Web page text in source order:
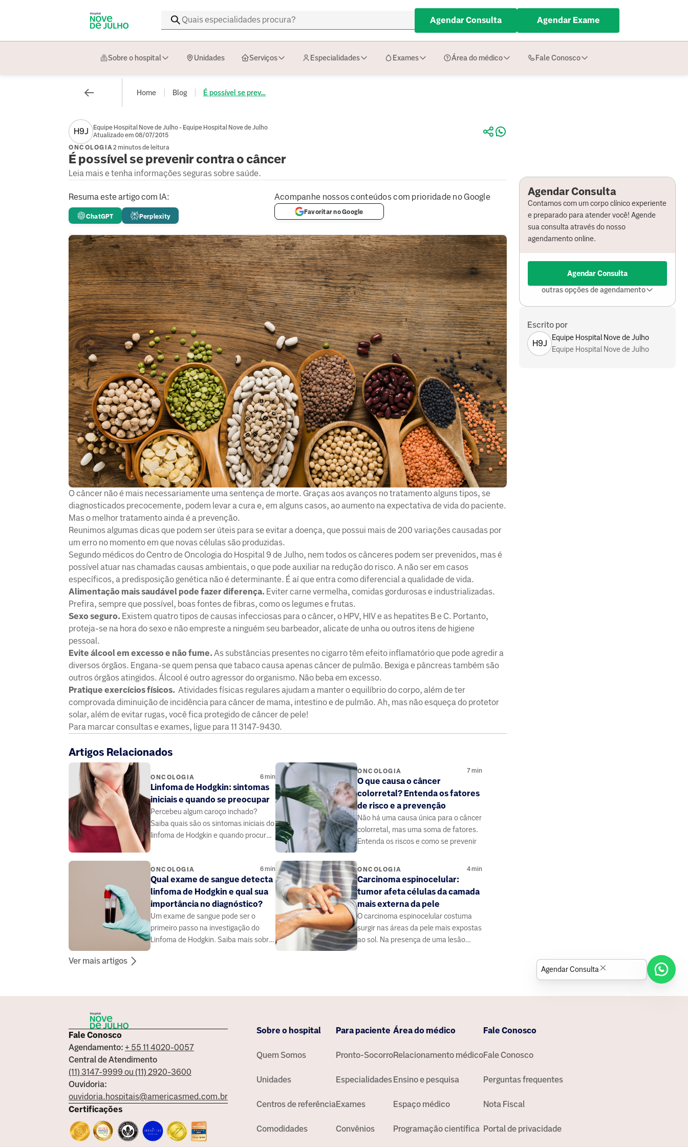
Agendar Consulta Agendar Exame
Sobre o hospital Unidades Serviços Especialidades Exames Área do médico Fale Conosco
Home Blog É possível se prev...
H9J
Equipe Hospital Nove de Julho - Equipe Hospital Nove de Julho
Atualizado em 08/07/2015
ONCOLOGIA2 minutos de leitura
É possível se prevenir contra o câncer
Leia mais e tenha informações seguras sobre saúde.
Resuma este artigo com IA:
ChatGPT Perplexity
Acompanhe nossos conteúdos com prioridade no Google
Favoritar no Google
O câncer não é mais necessariamente uma sentença de morte. Graças aos avanços no tratamento alguns tipos, se
diagnosticados precocemente, podem levar a cura e, em alguns casos, ao aumento na expectativa de vida do paciente.
Mas o melhor tratamento ainda é a prevenção.
Reunimos algumas dicas que podem ser úteis para se evitar a doença, que possui mais de 200 variações causadas por
um erro no momento em que novas células são produzidas.
Segundo médicos do Centro de Oncologia do Hospital 9 de Julho, nem todos os cânceres podem ser prevenidos, mas é
possível atuar nas chamadas causas ambientais, o que pode auxiliar na redução do risco. A não ser em casos
específicos, a predisposição genética não é determinante. É aí que entra como diferencial a qualidade de vida.
Alimentação mais saudável pode fazer diferença. Eviter carne vermelha, comidas gordurosas e industrializadas.
Prefira, sempre que possível, boas fontes de fibras, como os legumes e frutas.
Sexo seguro. Existem quatro tipos de causas infecciosas para o câncer, o HPV, HIV e as hepatites B e C. Portanto,
proteja-se na hora do sexo e não empreste a ninguém seu barbeador, alicate de unha ou outros itens de higiene
pessoal.
Evite álcool em excesso e não fume. As substâncias presentes no cigarro têm efeito inflamatório que pode agredir a
diversos órgãos. Engana-se quem pensa que tabaco causa apenas câncer de pulmão. Bexiga e pâncreas também são
outros órgãos atingidos. Álcool é outro agressor do organismo. Não beba em excesso.
Pratique exercícios físicos. Atividades físicas regulares ajudam a manter o equilíbrio do corpo, além de ter
comprovada diminuição de incidência para câncer de mama, intestino e de pulmão. Ah, mas não esqueça do protetor
solar, além de evitar rugas, você fica protegido de câncer de pele!
Para marcar consultas e exames, ligue para 11 3147-9430.
Artigos Relacionados
ONCOLOGIA 6min
Linfoma de Hodgkin: sintomas
iniciais e quando se preocupar
Percebeu algum caroço inchado?
Saiba quais são os sintomas iniciais do
linfoma de Hodgkin e quando procurar
ONCOLOGIA 7min
O que causa o câncer
colorretal? Entenda os fatores
de risco e a prevenção
Não há uma causa única para o câncer
colorretal, mas uma soma de fatores.
Entenda os riscos e como se prevenir
ONCOLOGIA 6min
Qual exame de sangue detecta
linfoma de Hodgkin e qual sua
importância no diagnóstico?
Um exame de sangue pode ser o
primeiro passo na investigação do
Linfoma de Hodgkin. Saiba mais sobre
ONCOLOGIA 4min
Carcinoma espinocelular:
tumor afeta células da camada
mais externa da pele
O carcinoma espinocelular costuma
surgir nas áreas da pele mais expostas
ao sol. Na presença de uma lesão
Ver mais artigos
Agendar Consulta
Contamos com um corpo clínico experiente
e preparado para atender você! Agende
sua consulta através do nosso
agendamento online.
Agendar Consulta
outras opções de agendamento
Escrito por
H9J
Equipe Hospital Nove de Julho
Equipe Hospital Nove de Julho
Fale Conosco
Agendamento: + 55 11 4020-0057
Central de Atendimento
(11) 3147-9999 ou (11) 2920-3600
Ouvidoria:
ouvidoria.hospitais@americasmed.com.br
Certificações
Sobre o hospital
Quem Somos
Unidades
Centros de referência
Comodidades
Para paciente
Pronto-Socorro
Especialidades
Exames
Convênios
Área do médico
Relacionamento médico
Ensino e pesquisa
Espaço médico
Programação científica
Fale Conosco
Fale Conosco
Perguntas frequentes
Nota Fiscal
Portal de privacidade
Agendar Consulta